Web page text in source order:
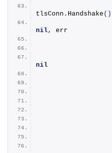
tlsConn. Handshake ()
nil, err
nil